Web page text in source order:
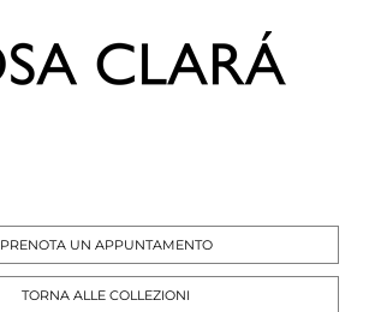
PRENOTA UN APPUNTAMENTO
TORNA ALLE COLLEZIONI